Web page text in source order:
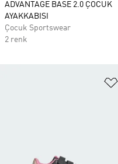
ADVANTAGE BASE 2.0 ÇOCUK
AYAKKABISI
Çocuk Sportswear
2 renk